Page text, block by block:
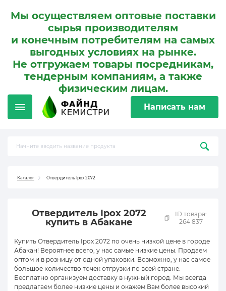
Мы осуществляем оптовые поставки
сырья производителям
и конечным потребителям на самых
выгодных условиях на рынке.
Не отгружаем товары посредникам,
тендерным компаниям, а также
физическим лицам.
Написать нам
Каталог Отвердитель Ipox 2072
Отвердитель Ipox 2072
купить в Абакане
ID товара:
264 837
Купить Отвердитель Ipox 2072 по очень низкой цене в городе
Абакан! Вероятнее всего, у нас самые низкие цены. Продаем
оптом и в розницу от одной упаковки. Возможно, у нас самое
большое количество точек отгрузки по всей стране.
Бесплатно организуем доставку в нужный город. Мы всегда
предлагаем более низкие цены и окажем Вам более высокий